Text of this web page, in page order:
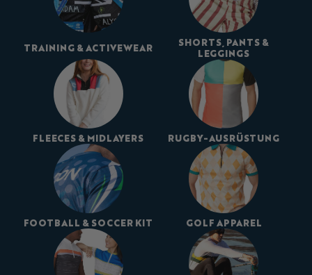
TRAINING & ACTIVEWEAR
SHORTS, PANTS &
LEGGINGS
FLEECES & MIDLAYERS RUGBY-AUSRÜSTUNG
FOOTBALL & SOCCER KIT GOLF APPAREL